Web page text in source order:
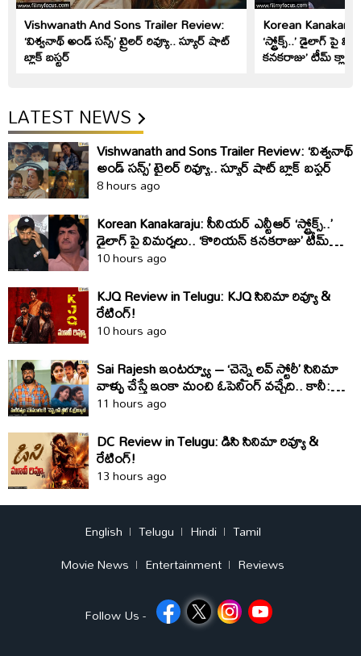
Vishwanath And Sons Trailer Review:
‘విశ్వనాథ్ అండ్ సన్స్’ ట్రైలర్ రివ్యూ.. స్యూర్ షాట్
బ్లాక్ బస్టర్
Korean
‘స్ట్రోక్స్..’ డైలాగ్ పై
కనకరాజు’ టీమ్
LATEST NEWS
Vishwanath and Sons Trailer Review: ‘విశ్వనాథ్
అండ్ సన్స్’ ట్రైలర్ రివ్యూ.. స్యూర్ షాట్ బ్లాక్ బస్టర్
8 hours ago
Korean Kanakaraju: సీనియర్ ఎన్టీఆర్ ‘స్ట్రోక్స్..’
డైలాగ్ పై విమర్శలు.. ‘కొరియన్ కనకరాజు’ టీమ్
క్లారిటీ ఇది
10 hours ago
KJQ Review in Telugu: KJQ సినిమా రివ్యూ &
రేటింగ్!
10 hours ago
Sai Rajesh ఇంటర్వ్యూ – ‘చెన్నై లవ్ స్టోరీ’ సినిమా
వాళ్ళు చేస్తే ఇంకా మంచి ఓపెనింగ్ వచ్చేది.. కానీ:
సాయి రాజేష్
11 hours ago
DC Review in Telugu: డిసి సినిమా రివ్యూ &
రేటింగ్!
13 hours ago
English Telugu Hindi
Tamil
Movie News
Entertainment Reviews
Follow Us -